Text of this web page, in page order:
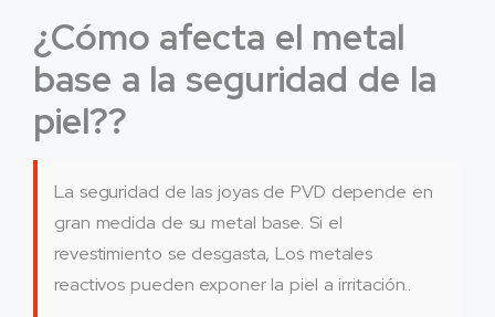
¿Cómo afecta el metal
base a la seguridad de la
piel??
La seguridad de las joyas de PVD depende en
gran medida de su metal base. Si el
revestimiento se desgasta, Los metales
reactivos pueden exponer la piel a irritación..